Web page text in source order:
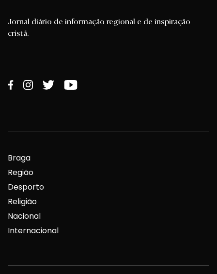
Jornal diário de informação regional e de inspiração
cristã.
Braga
Região
Desporto
Religião
Nacional
Internacional